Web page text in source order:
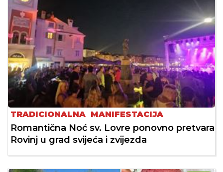
TRADICIONALNA MANIFESTACIJA
Romantična Noć sv. Lovre ponovno pretvara
Rovinj u grad svijeća i zvijezda